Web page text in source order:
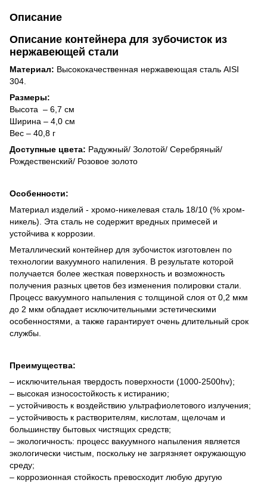
Описание
Описание контейнера для зубочисток из
нержавеющей стали
Материал: Высококачественная нержавеющая сталь AISI
304.
Размеры:
Высота – 6,7 см
Ширина – 4,0 см
Вес – 40,8 г
Доступные цвета: Радужный/ Золотой/ Серебряный/
Рождественский/ Розовое золото
Особенности:
Материал изделий - хромо-никелевая сталь 18/10 (% хром-
никель). Эта сталь не содержит вредных примесей и
устойчива к коррозии.
Металлический контейнер для зубочисток изготовлен по
технологии вакуумного напиления. В результате которой
получается более жесткая поверхность и возможность
получения разных цветов без изменения полировки стали.
Процесс вакуумного напыления с толщиной слоя от 0,2 мкм
до 2 мкм обладает исключительными эстетическими
особенностями, а также гарантирует очень длительный срок
службы.
Преимущества:
– исключительная твердость поверхности (1000-2500hv);
– высокая износостойкость к истиранию;
– устойчивость к воздействию ультрафиолетового излучения;
– устойчивость к растворителям, кислотам, щелочам и
большинству бытовых чистящих средств;
– экологичность: процесс вакуумного напыления является
экологически чистым, поскольку не загрязняет окружающую
среду;
– коррозионная стойкость превосходит любую другую